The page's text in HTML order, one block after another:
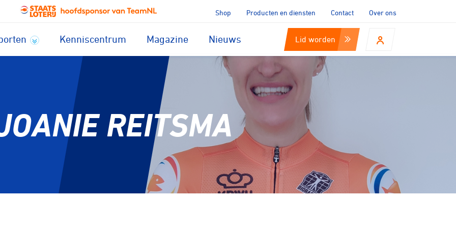
Shop Producten en diensten Contact Over ons
Kenniscentrum Magazine Nieuws Lid worden
REITSMA